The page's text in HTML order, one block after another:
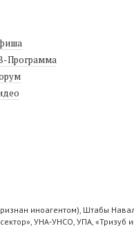
Программа
иноагентом), Штабы
УНА-УНСО, УПА,